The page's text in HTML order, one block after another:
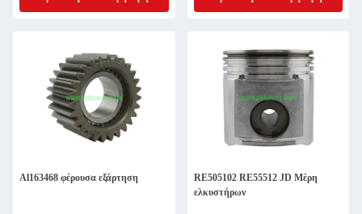
Al163468 φέρουσα εξάρτηση
RE505102 RE55512 JD Μέρη
ελκυστήρων